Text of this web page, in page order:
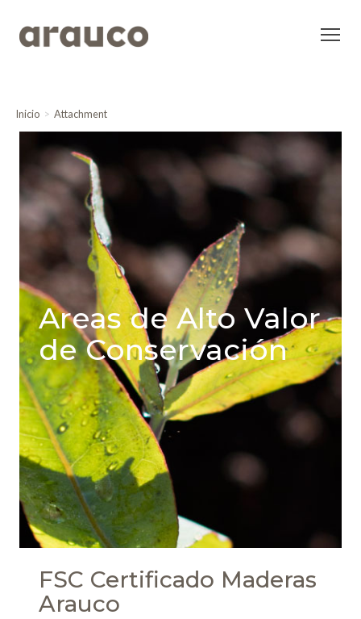
Inicio Attachment
Areas de Alto Valor
de Conservación
FSC Certificado Maderas
Arauco